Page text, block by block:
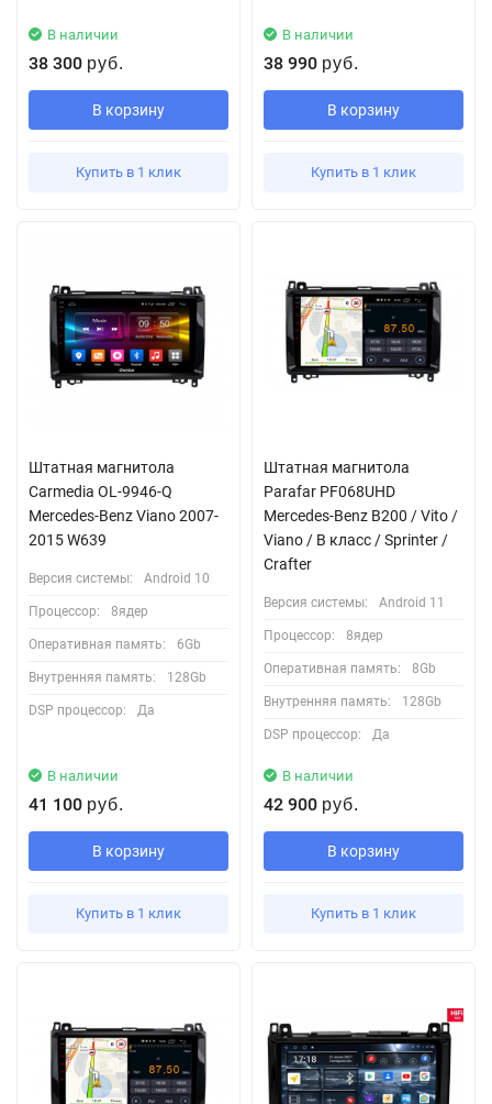
В наличии
38 300 руб.
В корзину
Купить в 1 клик
В наличии
38 990 руб.
В корзину
Купить в 1 клик
Штатная магнитола
Carmedia OL-9946-Q
Mercedes-Benz Viano 2007-
2015 W639
Версия системы: Android 10
Процессор: 8ядер
Оперативная память: 6Gb
Внутренняя память: 128Gb
DSP процессор: Да
В наличии
41 100 руб.
В корзину
Купить в 1 клик
Штатная магнитола
Parafar PF068UHD
Mercedes-Benz B200 / Vito /
Viano / B класс / Sprinter /
Crafter
Версия системы: Android 11
Процессор: 8ядер
Оперативная память: 8Gb
Внутренняя память: 128Gb
DSP процессор: Да
В наличии
42 900 руб.
В корзину
Купить в 1 клик